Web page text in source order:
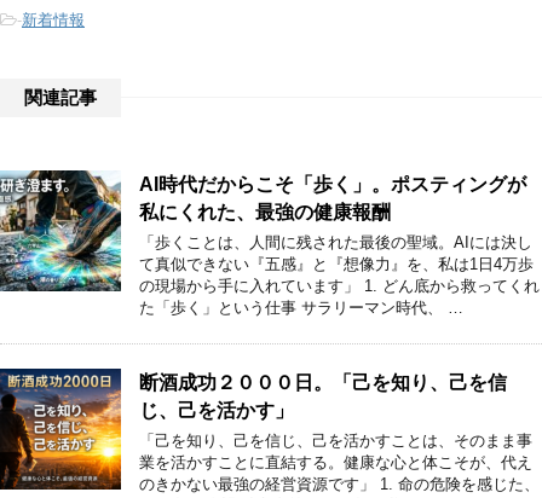
-新着情報
関連記事
AI時代だからこそ「歩く」。ポスティングが
私にくれた、最強の健康報酬
「歩くことは、人間に残された最後の聖域。AIには決し
て真似できない『五感』と『想像力』を、私は1日4万歩
の現場から手に入れています」 1. どん底から救ってくれ
た「歩く」という仕事 サラリーマン時代、 …
断酒成功２０００日。「己を知り、己を信
じ、己を活かす」
「己を知り、己を信じ、己を活かすことは、そのまま事
業を活かすことに直結する。健康な心と体こそが、代え
のきかない最強の経営資源です」 1. 命の危険を感じた、